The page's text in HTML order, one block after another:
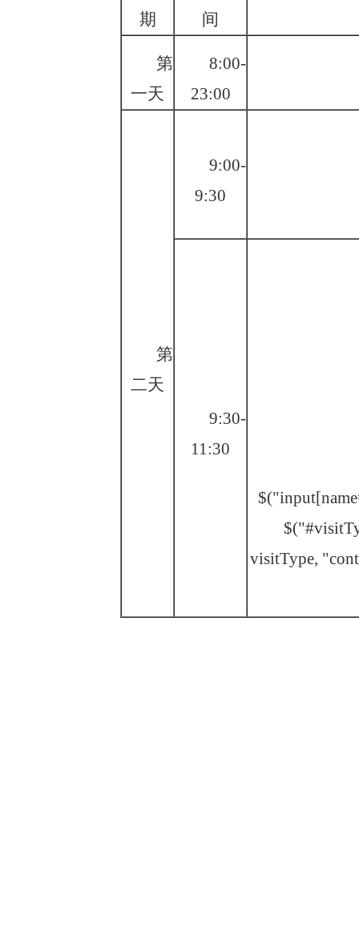
期 间
第
一天
8:00-
23:00
第
二天
9:00-
9:30
9:30-
11:30
visitType,